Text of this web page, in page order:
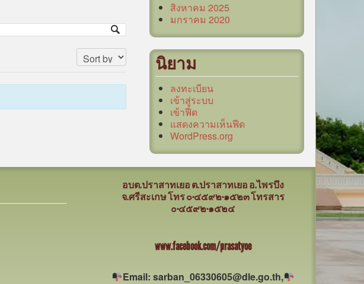
สิงหาคม 2025
มกราคม 2020
นิยาม
ลงทะเบียน
เข้าสู่ระบบ
เข้าฟีด
แสดงความเห็นฟีด
WordPress.org
อบต.ปราสาทเยอ ต.ปราสาทเยอ อ.ไพรบึง
จ.ศรีสะเกษโทร ๐-๔๕๙๒-๑๕๒๓ โทรสาร
๐-๔๕๙๒-๑๕๒๔
www.facebook.com/prasatyoe
Email: sarban_06330605@dle.go.th,